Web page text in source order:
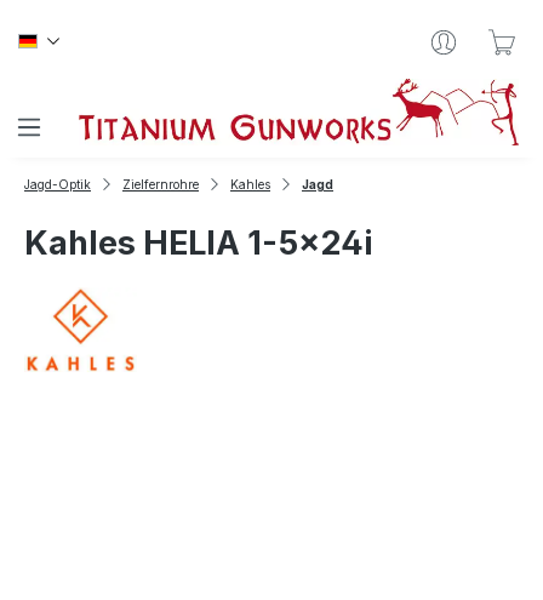
Jagd-Optik Zielfernrohre Kahles Jagd
Kahles HELIA 1-5x24i